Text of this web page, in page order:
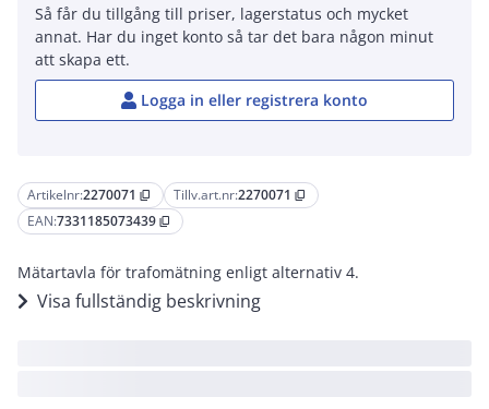
Artikelnr:2270071 content_copy Tillv.art.nr:2270071 content_copy
EAN:7331185073439 content_copy
Mätartavla för trafomätning enligt alternativ 4.
Visa fullständig beskrivning
Så får du tillgång till priser, lagerstatus och mycket
annat. Har du inget konto så tar det bara någon minut
att skapa ett.
Logga in eller registrera konto